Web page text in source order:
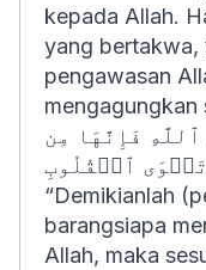
kepada Allah.
yang bertakwa,
pengawasan
mengagungkan
فَإِنَّهَا مِن
تَقۡوَى ٱلۡقُلُوبِ
“Demikianlah
barangsiapa
Allah, maka